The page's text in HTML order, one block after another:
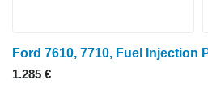
1.285 €